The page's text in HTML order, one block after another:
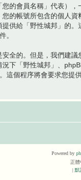
的會員名稱」代表）
的帳號所包含的個人
供給「野性城邦」的
。
全的。但是，我們建
下「野性城邦」、
這個程序將會要求您
Powered by
正體
| 默